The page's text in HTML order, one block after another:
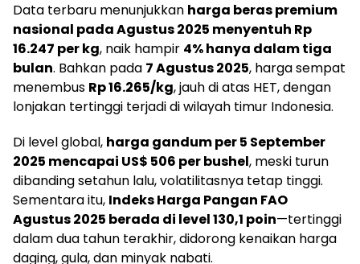
Data terbaru menunjukkan harga beras premium
nasional pada Agustus 2025 menyentuh Rp
16.247 per kg, naik hampir 4% hanya dalam tiga
bulan. Bahkan pada 7 Agustus 2025, harga sempat
menembus Rp 16.265/kg, jauh di atas HET, dengan
lonjakan tertinggi terjadi di wilayah timur Indonesia.
Di level global, harga gandum per 5 September
2025 mencapai US$ 506 per bushel, meski turun
dibanding setahun lalu, volatilitasnya tetap tinggi.
Sementara itu, Indeks Harga Pangan FAO
Agustus 2025 berada di level 130,1 poin—tertinggi
dalam dua tahun terakhir, didorong kenaikan harga
daging, gula, dan minyak nabati.